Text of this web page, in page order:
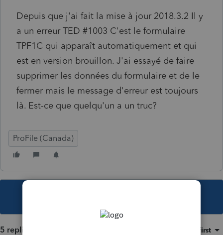
Depuis que j'ai fait la mise à jour 2018.3.2 Il y
a un erreur TED #1003 C'est le formulaire
TPF1C qui apparaît automatiquement et qui
est en version brouillon. J'ai essayé de faire
supprimer les données du formulaire et de le
fermer mais le message d'erreur est toujours
là. Est-ce que quelqu'un a un truc?
ProFile (Canada)
5 replies Oldest first